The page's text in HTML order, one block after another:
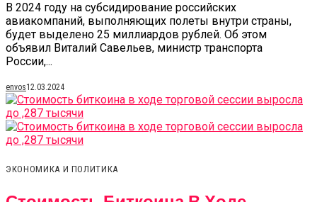
В 2024 году на субсидирование российских
авиакомпаний, выполняющих полеты внутри страны,
будет выделено 25 миллиардов рублей. Об этом
объявил Виталий Савельев, министр транспорта
России,...
envos12.03.2024
ЭКОНОМИКА И ПОЛИТИКА